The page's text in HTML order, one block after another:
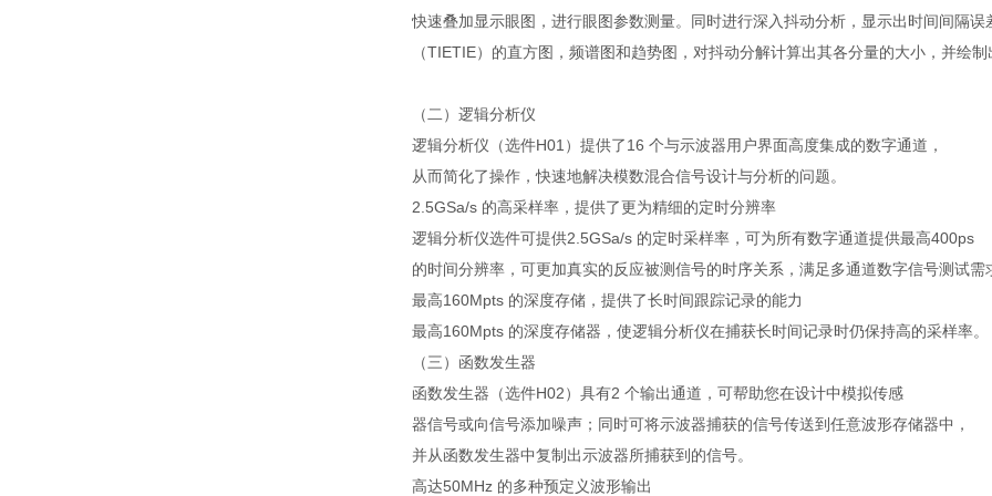
快速叠加显示眼图，进行眼图参数测量。同时进行深入抖动分析，显示出时间间隔误
（TIETIE）的直方图，频谱图和趋势图，对抖动分解计算出其各分量的大小，并绘制
（二）逻辑分析仪
逻辑分析仪（选件H01）提供了16 个与示波器用户界面高度集成的数字通道，
从而简化了操作，快速地解决模数混合信号设计与分析的问题。
2.5GSa/s 的高采样率，提供了更为精细的定时分辨率
逻辑分析仪选件可提供2.5GSa/s 的定时采样率，可为所有数字通道提供最高400ps
的时间分辨率，可更加真实的反应被测信号的时序关系，满足多通道数字信号测试需
最高160Mpts 的深度存储，提供了长时间跟踪记录的能力
最高160Mpts 的深度存储器，使逻辑分析仪在捕获长时间记录时仍保持高的采样率。
（三）函数发生器
函数发生器（选件H02）具有2 个输出通道，可帮助您在设计中模拟传感
器信号或向信号添加噪声；同时可将示波器捕获的信号传送到任意波形存储器中，
并从函数发生器中复制出示波器所捕获到的信号。
高达50MHz 的多种预定义波形输出